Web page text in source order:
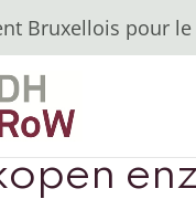
Bruxellois pour le